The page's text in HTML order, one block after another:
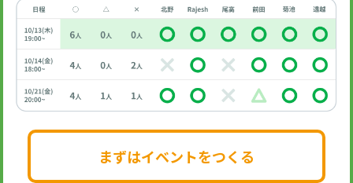
まずはイベントをつくる